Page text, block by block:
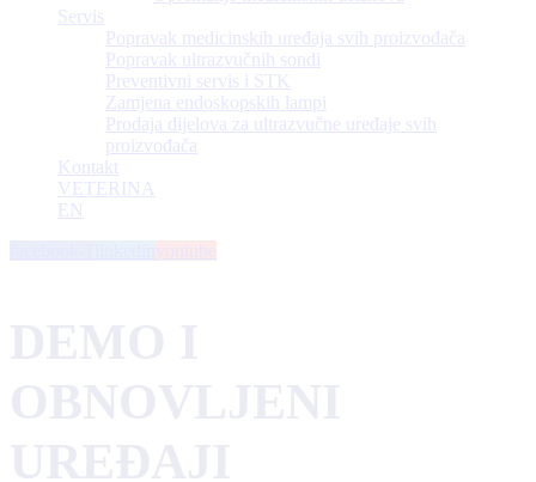
Servis
Popravak medicinskih uređaja svih proizvođača
Popravak ultrazvučnih sondi
Preventivni servis i STK
Zamjena endoskopskih lampi
Prodaja dijelova za ultrazvučne uređaje svih
proizvođača
Kontakt
VETERINA
EN